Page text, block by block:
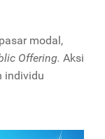
modal,
Offering. Aksi
individu